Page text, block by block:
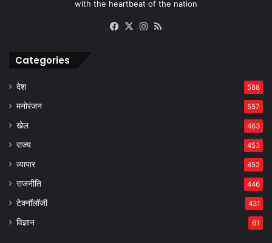
with the heartbeat of the nation
Facebook
X Instagram
Categories
देश 588
मनोरंजन 557
खेल 463
राज्य 453
व्यापार 452
राजनीति 446
टेक्नॉलॉजी 431
विज्ञान 61